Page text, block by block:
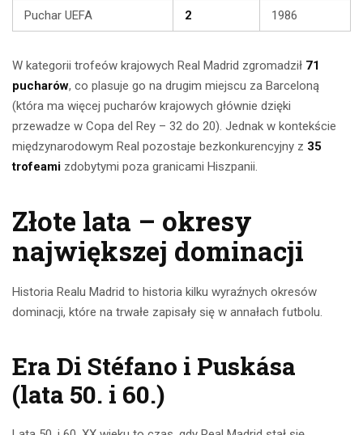
Puchar UEFA 2 1986
W kategorii trofeów krajowych Real Madrid zgromadził 71
pucharów, co plasuje go na drugim miejscu za Barceloną
(która ma więcej pucharów krajowych głównie dzięki
przewadze w Copa del Rey – 32 do 20). Jednak w kontekście
międzynarodowym Real pozostaje bezkonkurencyjny z 35
trofeami zdobytymi poza granicami Hiszpanii.
Złote lata – okresy
największej dominacji
Historia Realu Madrid to historia kilku wyraźnych okresów
dominacji, które na trwałe zapisały się w annałach futbolu.
Era Di Stéfano i Puskása
(lata 50. i 60.)